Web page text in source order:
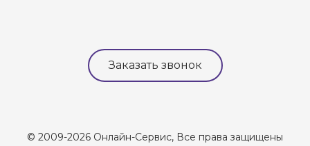
Заказать звонок
© 2009-2026 Онлайн-Сервис, Все права защищены